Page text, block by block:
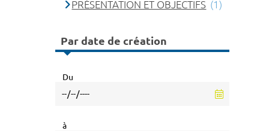
PRÉSENTATION ET OBJECTIFS (1)
Par date de création
Du
à